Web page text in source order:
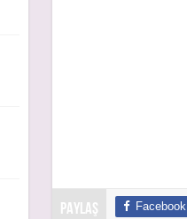
PAYLAŞ Facebook